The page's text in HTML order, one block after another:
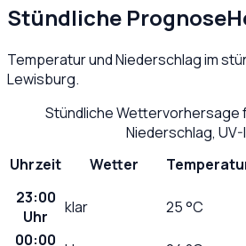
Stündliche Prognose
Temperatur und Niederschlag im
Lewisburg.
Stündliche Wettervorhersage
Niederschlag,
Uhrzeit
Wetter
23:00
Uhr
klar 25°C
00:00